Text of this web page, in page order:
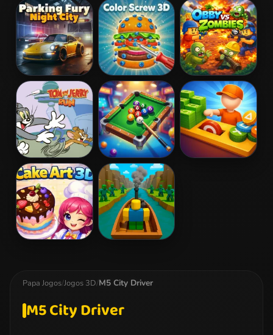
Fashion
Princess -
Dress Up for
Girls
Unblocked
Motocross
Racing
Bloxorz - Block
Puzzle 3D
Parking Fury
Night City
Color Screw 3D Obby vs
Zombies
Tom & Jerry
Run
Mini Pool 3D
Papa Jogos/Jogos 3D/M5 City Driver
M5 City Driver